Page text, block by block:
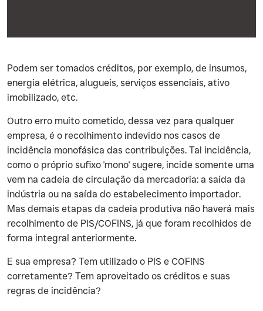
‍Podem ser tomados créditos, por exemplo, de insumos,
energia elétrica, alugueis, serviços essenciais, ativo
imobilizado, etc.
‍Outro erro muito cometido, dessa vez para qualquer
empresa, é o recolhimento indevido nos casos de
incidência monofásica das contribuições. Tal incidência,
como o próprio sufixo 'mono' sugere, incide somente uma
vem na cadeia de circulação da mercadoria: a saída da
indústria ou na saída do estabelecimento importador.
Mas demais etapas da cadeia produtiva não haverá mais
recolhimento de PIS/COFINS, já que foram recolhidos de
forma integral anteriormente.
‍E sua empresa? Tem utilizado o PIS e COFINS
corretamente? Tem aproveitado os créditos e suas
regras de incidência?